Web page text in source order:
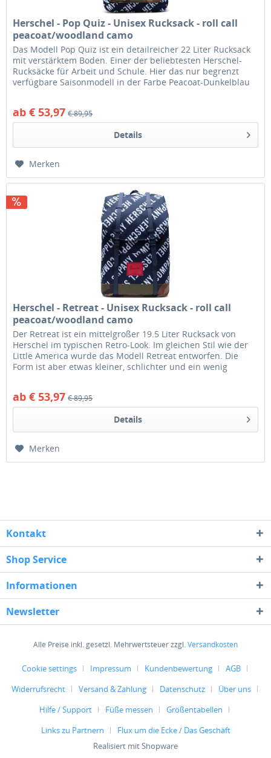
Herschel - Pop Quiz - Unisex Rucksack - roll call
peacoat/woodland camo
Das Modell Pop Quiz ist ein detailreicher 22 Liter Rucksack
mit verstärktem Boden. Einer der beliebtesten Herschel-
Rucksäcke für Arbeit und Schule. Hier das nur begrenzt
verfügbare Saisonmodell in der Farbe Peacoat-Dunkelblau
ab € 53,97 € 89,95
Details
Merken
Herschel - Retreat - Unisex Rucksack - roll call
peacoat/woodland camo
Der Retreat ist ein mittelgroßer 19.5 Liter Rucksack von
Herschel im typischen Retro-Look. Im gleichen Stil wie der
Little America wurde das Modell Retreat entworfen. Die
Form ist aber etwas kleiner, schlichter und ein wenig
ab € 53,97 € 89,95
Details
Merken
Kontakt
Shop Service
Informationen
Newsletter
Alle Preise inkl. gesetzl. Mehrwertsteuer zzgl.Versandkosten
Cookie settings Impressum Kundenbewertung
AGB
Widerrufsrecht
Versand & Zahlung Datenschutz
Über uns
Hilfe / Support
Füße messen
Größentabellen
Links zu Partnern
Flux um die Ecke / Das Geschäft
Realisiert mit Shopware